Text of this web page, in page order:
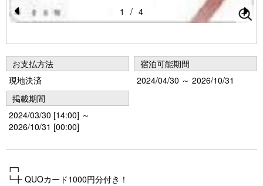
Pr
e
vi
o
u
s
e
xt
1 / 4
お支払方法
現地決済
宿泊可能期間
2024/04/30 ～ 2026/10/31
掲載期間
2024/03/30 [14:00] ～
2026/10/31 [00:00]
┏┓
┗╋ QUOカード1000円分付き！